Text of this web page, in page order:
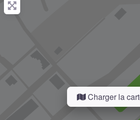
Charger la